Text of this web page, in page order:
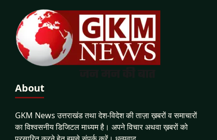
About
GKM News उत्तराखंड तथा देश-विदेश की ताज़ा ख़बरों व समाचारों
का विश्वसनीय डिजिटल माध्यम है। अपने विचार अथवा ख़बरों को